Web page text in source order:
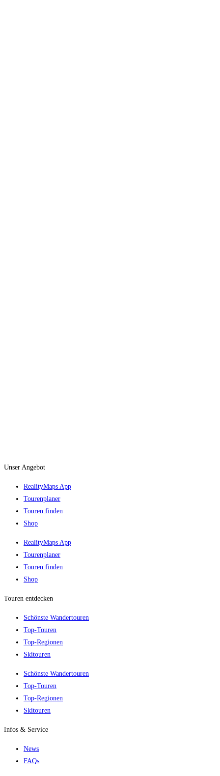
Unser Angebot
RealityMaps App
Tourenplaner
Touren finden
Shop
RealityMaps App
Tourenplaner
Touren finden
Shop
Touren entdecken
Schönste Wandertouren
Top-Touren
Top-Regionen
Skitouren
Schönste Wandertouren
Top-Touren
Top-Regionen
Skitouren
Infos & Service
News
FAQs